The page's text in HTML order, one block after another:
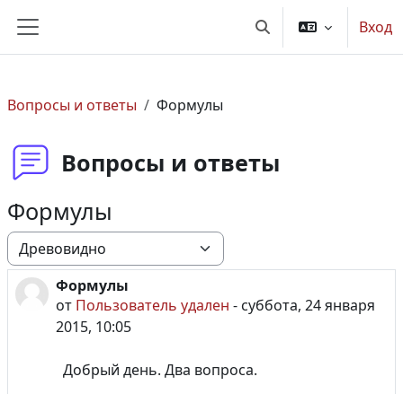
Боковая панель Изменить данные
Вход
Вопросы и ответы Формулы
Вопросы и ответы
Формулы
Режим отображения
Формулы
от Пользователь удален - суббота, 24 января
2015, 10:05
Количество ответов: 1
Добрый день. Два вопроса.